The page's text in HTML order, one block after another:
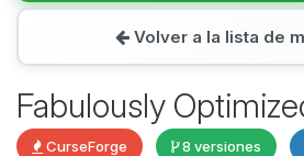
Volver a la lista de
Fabulously
CurseForge 8 versiones